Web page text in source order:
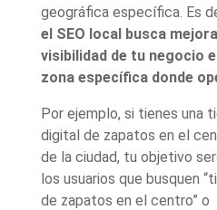
geográfica específica. Es
el SEO local busca
visibilidad de tu negocio
zona específica donde
Por ejemplo, si tienes una
digital de zapatos en el
de la ciudad, tu objetivo
los usuarios que busquen
de zapatos en el centro” o